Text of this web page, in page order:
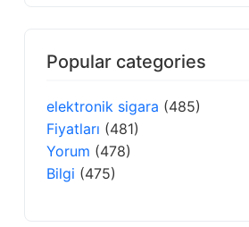
Popular categories
elektronik sigara (485)
Fiyatları (481)
Yorum (478)
Bilgi (475)